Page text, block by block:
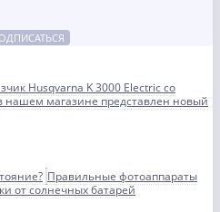
Husqvarna K 3000 Electric со
нашем магазине представлен новый
Правильные фотоаппараты
от солнечных батарей